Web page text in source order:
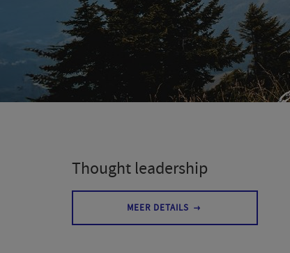
Thought leadership
MEER DETAILS